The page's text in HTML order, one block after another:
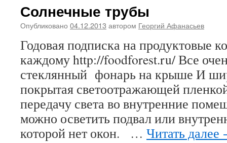
Солнечные трубы
Опубликовано 04.12.2013 автором Георгий Афанасьев
Годовая подписка на продуктовые
каждому http://foodforest.ru/ Все
стеклянный фонарь на крыше И
покрытая светоотражающей
передачу света во внутренние
можно осветить подвал или
которой нет окон. … Читать далее